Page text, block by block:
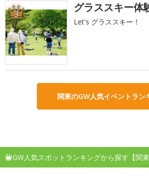
3 グラススキー体
Let's グラススキー！
関東のGW人気イベントラン
GW人気スポットランキングから探す【関東